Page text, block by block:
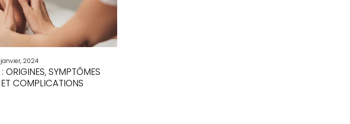
janvier, 2024
ORIGINES, SYMPTÔMES
COMPLICATIONS